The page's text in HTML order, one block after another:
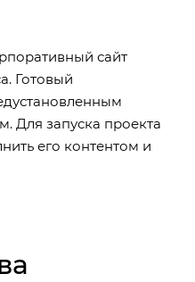
сайт
Готовый
Для запуска проекта
его контентом и